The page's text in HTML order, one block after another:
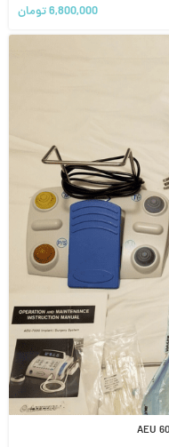
6,800,000تومان